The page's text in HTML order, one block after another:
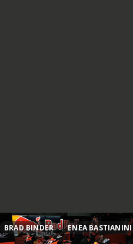
BRAD BINDER ENEA BASTIANINI